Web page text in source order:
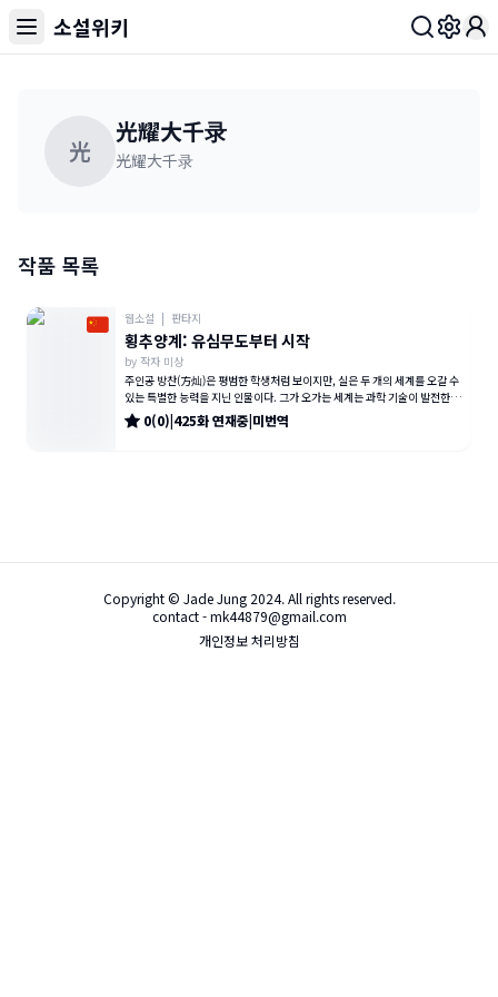
소설위키
光
光耀大千录
光耀大千录
작품 목록
웹소설 | 판타지
횡추양계: 유심무도부터 시작
by 작자 미상
주인공 방찬(方灿)은 평범한 학생처럼 보이지만, 실은 두 개의 세계를 오갈 수
있는 특별한 능력을 지닌 인물이다. 그가 오가는 세계는 과학 기술이 발전한 현
대와, 오직 마음의
0(0)|425화연재중|미번역
Copyright © Jade Jung 2024. All rights reserved.
contact - mk44879@gmail.com
개인정보 처리방침